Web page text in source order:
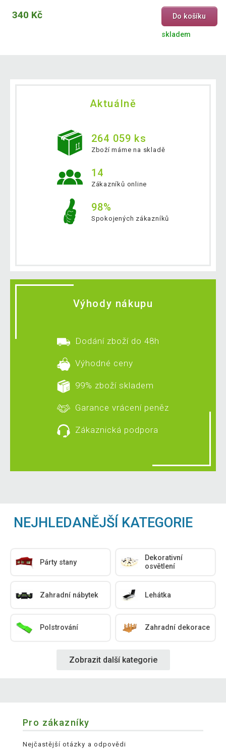
340 Kč Do košíku
skladem
Aktuálně
264 059 ks
Zboží máme na skladě
14
Zákazníků online
98%
Spokojených zákazníků
Výhody nákupu
Dodání zboží do 48h
Výhodné ceny
99% zboží skladem
Garance vrácení peněz
Zákaznická podpora
NEJHLEDANĚJŠÍ KATEGORIE
Párty stany
Dekorativní
osvětlení
Zahradní nábytek Lehátka
Polstrování Zahradní dekorace
Zobrazit další kategorie
Pro zákazníky
Nejčastější otázky a odpovědi